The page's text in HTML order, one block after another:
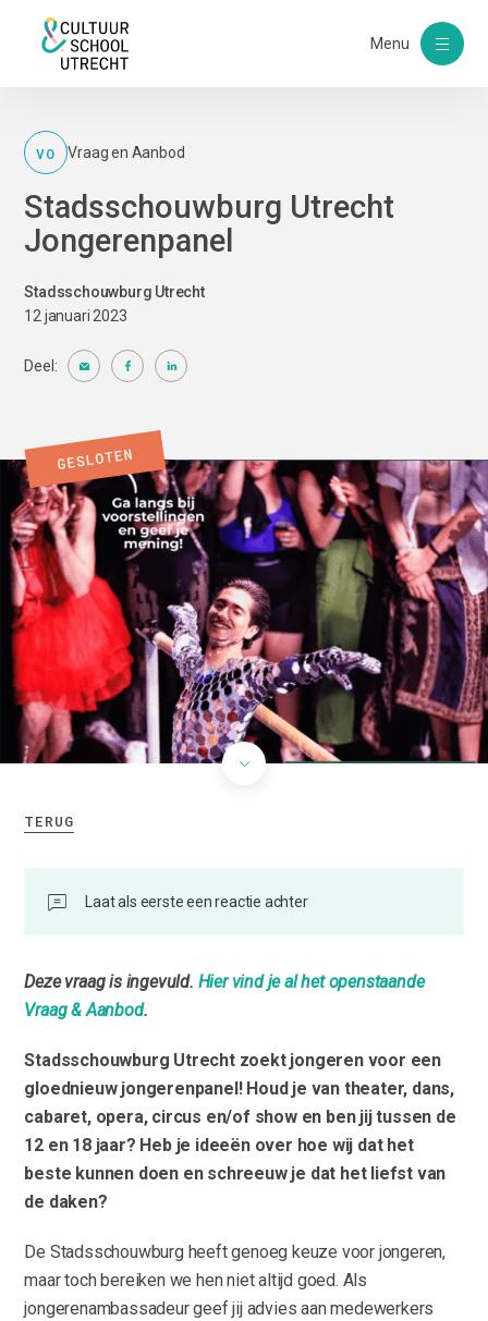
Menu
VO Vraag en Aanbod
Stadsschouwburg Utrecht
Jongerenpanel
Stadsschouwburg Utrecht
12 januari 2023
Deel:
TERUG
Laat als eerste een reactie achter
Deze vraag is ingevuld. Hier vind je al het openstaande
Vraag & Aanbod.
Stadsschouwburg Utrecht zoekt jongeren voor een
gloednieuw jongerenpanel! Houd je van theater, dans,
cabaret, opera, circus en/of show en ben jij tussen de
12 en 18 jaar? Heb je ideeën over hoe wij dat het
beste kunnen doen en schreeuw je dat het liefst van
de daken?
De Stadsschouwburg heeft genoeg keuze voor jongeren,
maar toch bereiken we hen niet altijd goed. Als
jongerenambassadeur geef jij advies aan medewerkers